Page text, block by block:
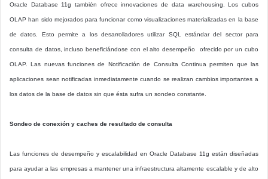
Oracle Database 11g también ofrece innovaciones de data warehousing. Los cubos
OLAP han sido mejorados para funcionar como visualizaciones materializadas en la base
de datos. Esto permite a los desarrolladores utilizar SQL estándar del sector para
consulta de datos, incluso beneficiándose con el alto desempeño ofrecido por un cubo
OLAP. Las nuevas funciones de Notificación de Consulta Continua permiten que las
aplicaciones sean notificadas inmediatamente cuando se realizan cambios importantes a
los datos de la base de datos sin que ésta sufra un sondeo constante.
Sondeo de conexión y caches de resultado de consulta
Las funciones de desempeño y escalabilidad en Oracle Database 11g están diseñadas
para ayudar a las empresas a mantener una infraestructura altamente escalable y de alto